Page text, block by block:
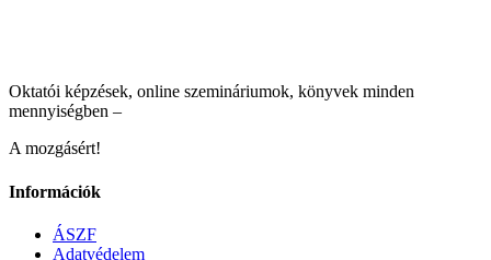
Oktatói képzések, online szemináriumok, könyvek minden
mennyiségben –
A mozgásért!
Információk
ÁSZF
Adatvédelem